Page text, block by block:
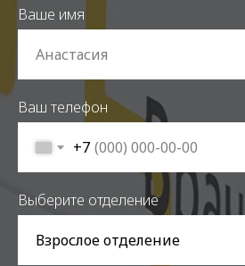
Ваше имя
Ваш телефон
+7
Выберите отделение